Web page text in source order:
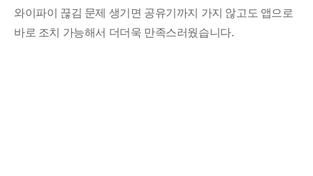
와이파이 끊김 문제 생기면 공유기까지 가지 않고도 앱으로
바로 조치 가능해서 더더욱 만족스러웠습니다.